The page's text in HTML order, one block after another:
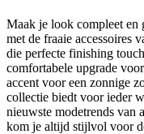
Maak je look compleet en
met de fraaie accessoires
die perfecte finishing
comfortabele upgrade
accent voor een zonnige
collectie biedt voor ieder
nieuwste modetrends van
kom je altijd stijlvol voor